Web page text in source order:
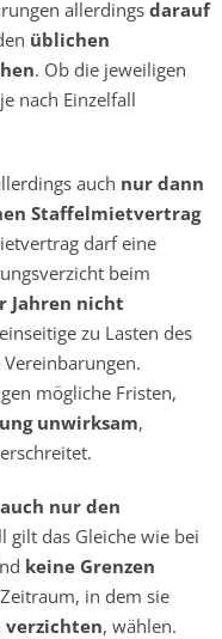
allerdings darauf
üblichen
. Ob die jeweiligen
nach Einzelfall
auch nur dann
Staffelmietvertrag
darf eine
beim
Jahren nicht
zu Lasten des
mögliche Fristen,
unwirksam,
auch nur den
gilt das Gleiche wie bei
keine Grenzen
in dem sie
verzichten, wählen.